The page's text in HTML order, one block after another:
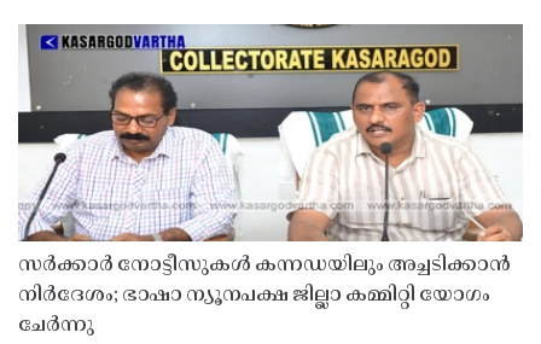
സർക്കാർ നോട്ടീസുകൾ കന്നഡയിലും അച്ചടിക്കാൻ
നിർദേശം; ഭാഷാ ന്യൂനപക്ഷ ജില്ലാ കമ്മിറ്റി യോഗം
ചേർന്നു